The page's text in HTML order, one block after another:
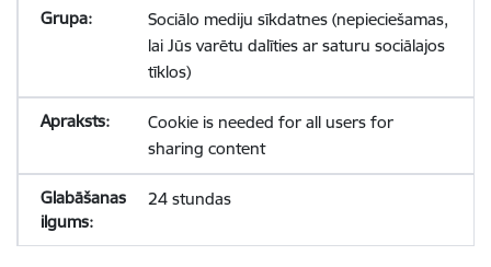
Sociālo mediju sīkdatnes (nepieciešamas,
lai Jūs varētu dalīties ar saturu sociālajos
tīklos)
Cookie is needed for all users for
sharing content
24 stundas